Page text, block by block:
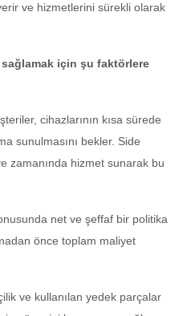
ve hizmetlerini sürekli olarak
için şu faktörlere
cihazlarının kısa sürede
sunulmasını bekler. Side
zamanında hizmet sunarak bu
net ve şeffaf bir politika
önce toplam maliyet
ve kullanılan yedek parçalar